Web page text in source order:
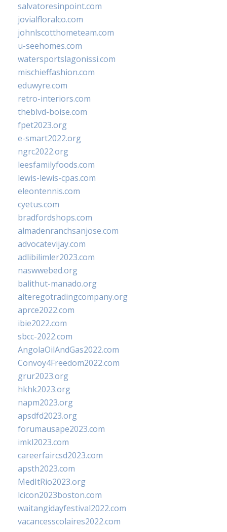
salvatoresinpoint.com
jovialfloralco.com
johnlscotthometeam.com
u-seehomes.com
watersportslagonissi.com
mischieffashion.com
eduwyre.com
retro-interiors.com
theblvd-boise.com
fpet2023.org
e-smart2022.org
ngrc2022.org
leesfamilyfoods.com
lewis-lewis-cpas.com
eleontennis.com
cyetus.com
bradfordshops.com
almadenranchsanjose.com
advocatevijay.com
adlibilimler2023.com
naswwebed.org
balithut-manado.org
alteregotradingcompany.org
aprce2022.com
ibie2022.com
sbcc-2022.com
AngolaOilAndGas2022.com
Convoy4Freedom2022.com
grur2023.org
hkhk2023.org
napm2023.org
apsdfd2023.org
forumausape2023.com
imkl2023.com
careerfaircsd2023.com
apsth2023.com
MedItRio2023.org
lcicon2023boston.com
waitangidayfestival2022.com
vacancesscolaires2022.com